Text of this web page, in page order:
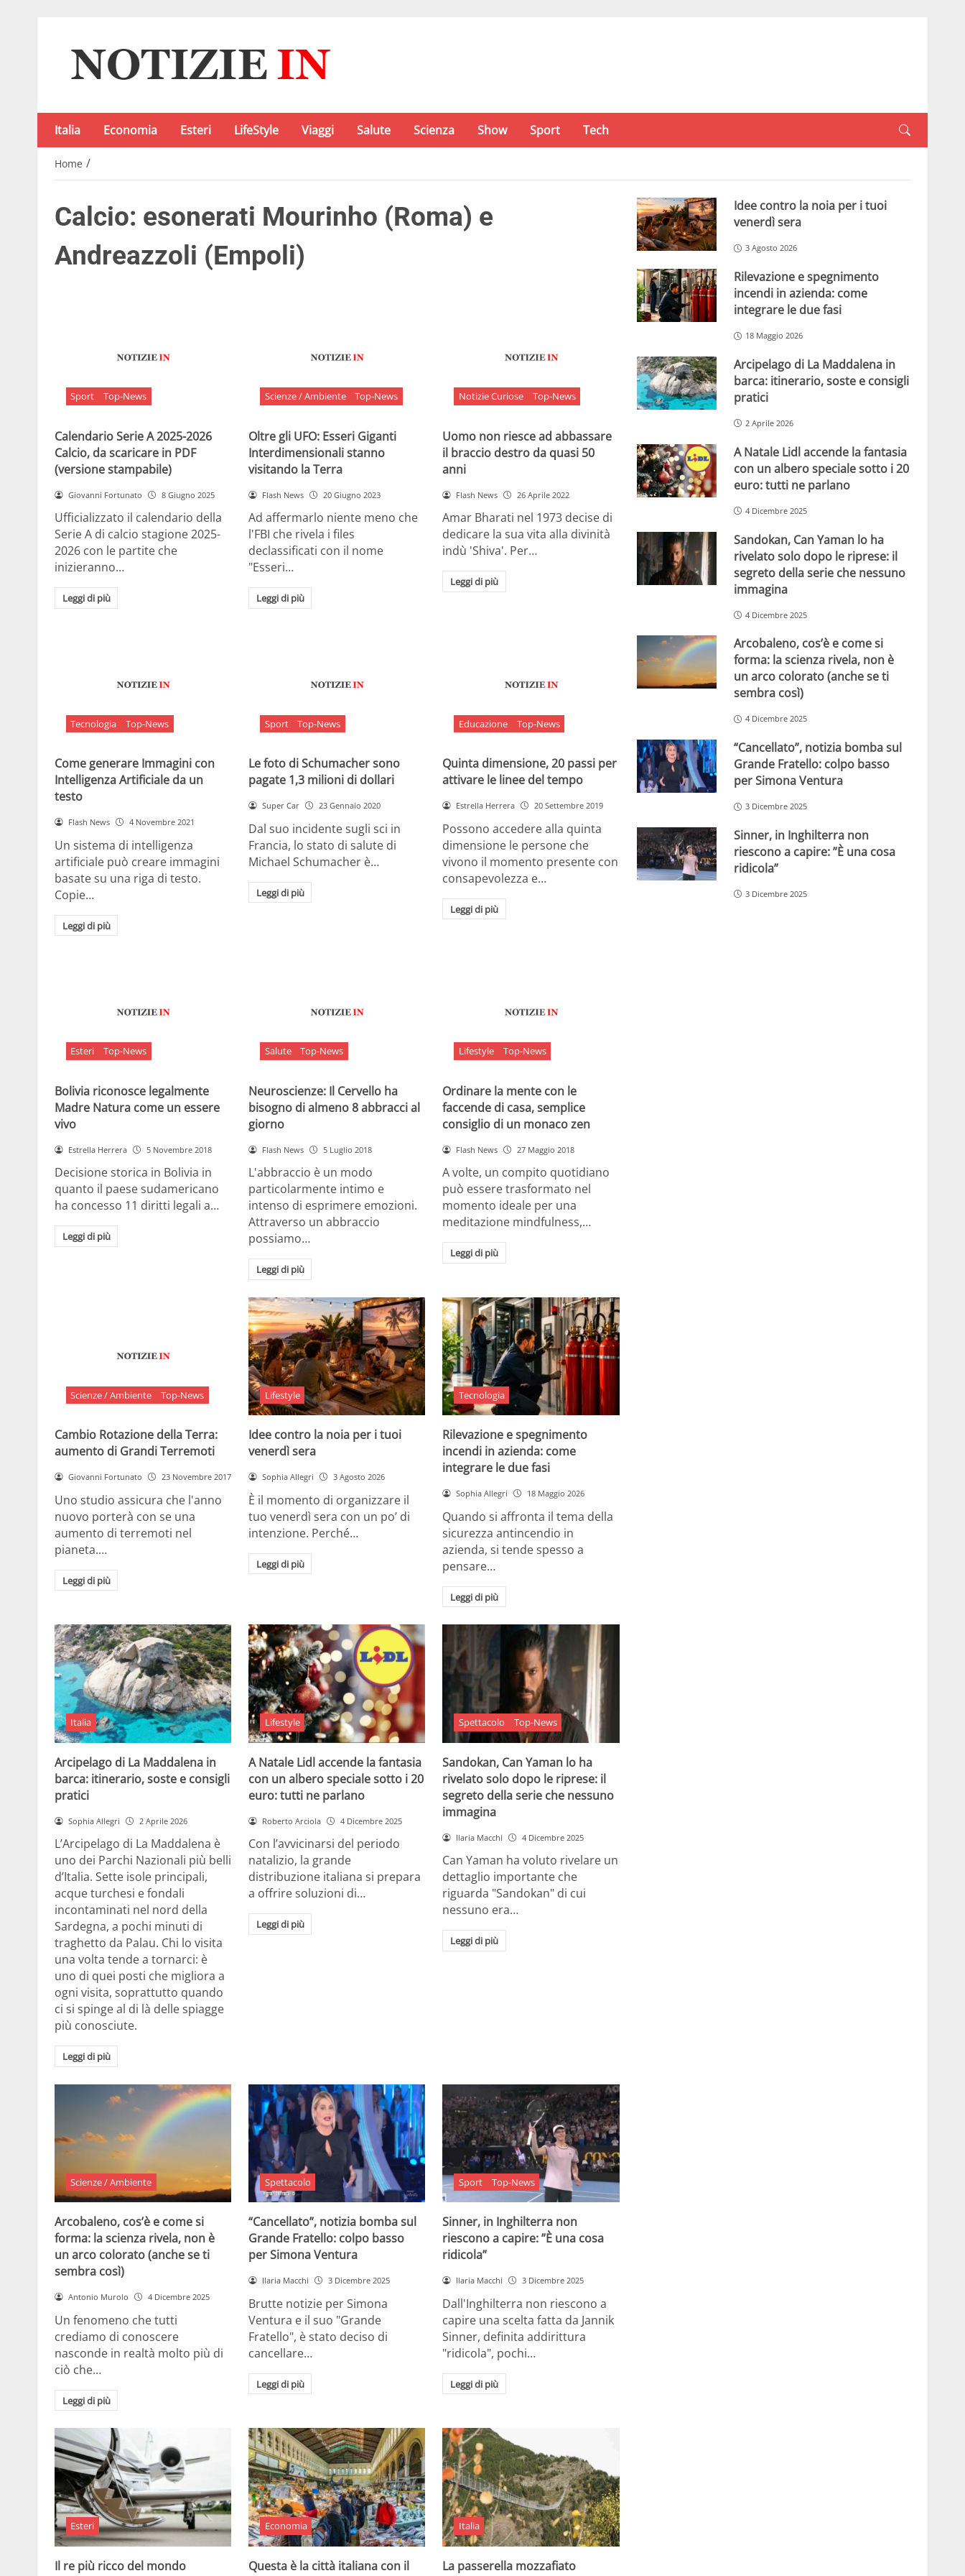
Italia Economia Esteri LifeStyle Viaggi Salute Scienza Show Sport Tech
Home /
Calcio: esonerati Mourinho (Roma) e
Andreazzoli (Empoli)
Sport Top-News
Calendario Serie A 2025-2026
Calcio, da scaricare in PDF
(versione stampabile)
Giovanni Fortunato 8 Giugno 2025
Ufficializzato il calendario della
Serie A di calcio stagione 2025-
2026 con le partite che
inizieranno…
Leggi di più
Scienze / Ambiente Top-News
Oltre gli UFO: Esseri Giganti
Interdimensionali stanno
visitando la Terra
Flash News 20 Giugno 2023
Ad affermarlo niente meno che
l'FBI che rivela i files
declassificati con il nome
"Esseri…
Leggi di più
Notizie Curiose Top-News
Uomo non riesce ad abbassare
il braccio destro da quasi 50
anni
Flash News 26 Aprile 2022
Amar Bharati nel 1973 decise di
dedicare la sua vita alla divinità
indù 'Shiva'. Per…
Leggi di più
Tecnologia Top-News
Come generare Immagini con
Intelligenza Artificiale da un
testo
Flash News 4 Novembre 2021
Un sistema di intelligenza
artificiale può creare immagini
basate su una riga di testo.
Copie…
Leggi di più
Sport Top-News
Le foto di Schumacher sono
pagate 1,3 milioni di dollari
Super Car 23 Gennaio 2020
Dal suo incidente sugli sci in
Francia, lo stato di salute di
Michael Schumacher è…
Leggi di più
Educazione Top-News
Quinta dimensione, 20 passi per
attivare le linee del tempo
Estrella Herrera 20 Settembre 2019
Possono accedere alla quinta
dimensione le persone che
vivono il momento presente con
consapevolezza e…
Leggi di più
Esteri Top-News
Bolivia riconosce legalmente
Madre Natura come un essere
vivo
Estrella Herrera 5 Novembre 2018
Decisione storica in Bolivia in
quanto il paese sudamericano
ha concesso 11 diritti legali a…
Leggi di più
Salute Top-News
Neuroscienze: Il Cervello ha
bisogno di almeno 8 abbracci al
giorno
Flash News 5 Luglio 2018
L'abbraccio è un modo
particolarmente intimo e
intenso di esprimere emozioni.
Attraverso un abbraccio
possiamo…
Leggi di più
Lifestyle Top-News
Ordinare la mente con le
faccende di casa, semplice
consiglio di un monaco zen
Flash News 27 Maggio 2018
A volte, un compito quotidiano
può essere trasformato nel
momento ideale per una
meditazione mindfulness,…
Leggi di più
Scienze / Ambiente Top-News
Cambio Rotazione della Terra:
aumento di Grandi Terremoti
Giovanni Fortunato 23 Novembre 2017
Uno studio assicura che l'anno
nuovo porterà con se una
aumento di terremoti nel
pianeta.…
Leggi di più
Lifestyle
Idee contro la noia per i tuoi
venerdì sera
Sophia Allegri 3 Agosto 2026
È il momento di organizzare il
tuo venerdì sera con un po’ di
intenzione. Perché…
Leggi di più
Tecnologia
Rilevazione e spegnimento
incendi in azienda: come
integrare le due fasi
Sophia Allegri 18 Maggio 2026
Quando si affronta il tema della
sicurezza antincendio in
azienda, si tende spesso a
pensare…
Leggi di più
Italia
Arcipelago di La Maddalena in
barca: itinerario, soste e consigli
pratici
Sophia Allegri 2 Aprile 2026
L’Arcipelago di La Maddalena è
uno dei Parchi Nazionali più belli
d’Italia. Sette isole principali,
acque turchesi e fondali
incontaminati nel nord della
Sardegna, a pochi minuti di
traghetto da Palau. Chi lo visita
una volta tende a tornarci: è
uno di quei posti che migliora a
ogni visita, soprattutto quando
ci si spinge al di là delle spiagge
più conosciute.
Leggi di più
Lifestyle
A Natale Lidl accende la fantasia
con un albero speciale sotto i 20
euro: tutti ne parlano
Roberto Arciola 4 Dicembre 2025
Con l’avvicinarsi del periodo
natalizio, la grande
distribuzione italiana si prepara
a offrire soluzioni di…
Leggi di più
Spettacolo Top-News
Sandokan, Can Yaman lo ha
rivelato solo dopo le riprese: il
segreto della serie che nessuno
immagina
Ilaria Macchi 4 Dicembre 2025
Can Yaman ha voluto rivelare un
dettaglio importante che
riguarda "Sandokan" di cui
nessuno era…
Leggi di più
Scienze / Ambiente
Arcobaleno, cos’è e come si
forma: la scienza rivela, non è
un arco colorato (anche se ti
sembra così)
Antonio Murolo 4 Dicembre 2025
Un fenomeno che tutti
crediamo di conoscere
nasconde in realtà molto più di
ciò che…
Leggi di più
Spettacolo
“Cancellato”, notizia bomba sul
Grande Fratello: colpo basso
per Simona Ventura
Ilaria Macchi 3 Dicembre 2025
Brutte notizie per Simona
Ventura e il suo "Grande
Fratello", è stato deciso di
cancellare…
Leggi di più
Sport Top-News
Sinner, in Inghilterra non
riescono a capire: ”È una cosa
ridicola”
Ilaria Macchi 3 Dicembre 2025
Dall'Inghilterra non riescono a
capire una scelta fatta da Jannik
Sinner, definita addirittura
"ridicola", pochi…
Leggi di più
Esteri
Il re più ricco del mondo
Economia
Questa è la città italiana con il
Italia
La passerella mozzafiato
Idee contro la noia per i tuoi
venerdì sera
3 Agosto 2026
Rilevazione e spegnimento
incendi in azienda: come
integrare le due fasi
18 Maggio 2026
Arcipelago di La Maddalena in
barca: itinerario, soste e consigli
pratici
2 Aprile 2026
A Natale Lidl accende la fantasia
con un albero speciale sotto i 20
euro: tutti ne parlano
4 Dicembre 2025
Sandokan, Can Yaman lo ha
rivelato solo dopo le riprese: il
segreto della serie che nessuno
immagina
4 Dicembre 2025
Arcobaleno, cos’è e come si
forma: la scienza rivela, non è
un arco colorato (anche se ti
sembra così)
4 Dicembre 2025
“Cancellato”, notizia bomba sul
Grande Fratello: colpo basso
per Simona Ventura
3 Dicembre 2025
Sinner, in Inghilterra non
riescono a capire: ”È una cosa
ridicola”
3 Dicembre 2025